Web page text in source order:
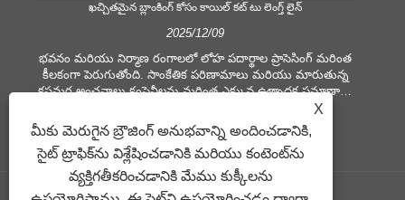
ఖచ్చితమైన బ్లాంకింగ్ కోసం కాయిల్ కట్ టు లెంగ్త్ లైన్
2025/12/09
భవనం మరియు నిర్మాణ రంగాలలో లోహ పదార్థాల ప్రాసెసింగ్ మరింత
కీలకంగా పెరుగుతోంది. సాంకేతిక పరిణామాలు మరియు మారుతున్న
కస్టమర్ల అంచనాలు కంపెనీలను మరింత ఎక్కువ ఉత్పాదక ప్రమాణాలు
మరియు నాణ్యత డిమాండ్‌లను అందుకోవడానికి బలవంతం చేస్తాయి.
సాంప్రదాయిక చేతి ప్రాసెసింగ్ పద్ధతులు సమకాలీన పరిశ్రమ
అవసరాలను తీర్చడానికి సరిపోవు, ప్రత్యేకించి గొప్ప ఖచ్చితత్వం
మరియు సామర్థ్యం కోసం. అందువల్ల, కాయిల్ కట్ టు లెంగ్త్ లైన్
కాయిల్ ప్రాసెసింగ్ పరికరంగా ఉద్భవించింది.
X
మీకు మెరుగైన బ్రౌజింగ్ అనుభవాన్ని అందించడానికి,
సైట్ ట్రాఫిక్‌ను విశ్లేషించడానికి మరియు కంటెంట్‌ను
వ్యక్తిగతీకరించడానికి మేము కుక్కీలను